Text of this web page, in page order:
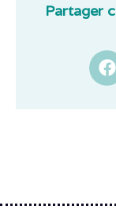
Partager